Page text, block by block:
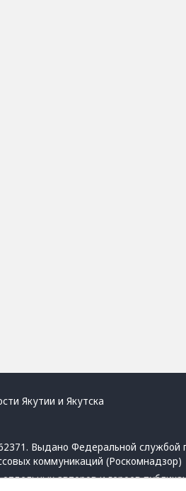
Якутии и Якутска
Выдано Федеральной службой
коммуникаций (Роскомнадзор)
авторов и героев